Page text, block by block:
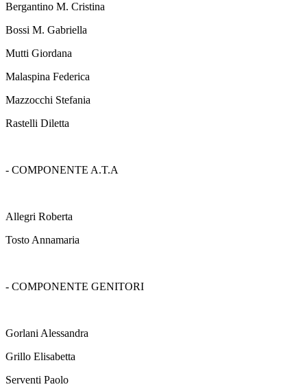
Bergantino M. Cristina
Bossi M. Gabriella
Mutti Giordana
Malaspina Federica
Mazzocchi Stefania
Rastelli Diletta
- COMPONENTE A.T.A
Allegri Roberta
Tosto Annamaria
- COMPONENTE GENITORI
Gorlani Alessandra
Grillo Elisabetta
Serventi Paolo